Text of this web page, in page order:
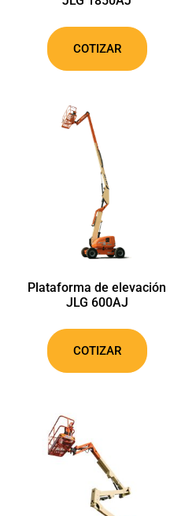
COTIZAR
Plataforma de elevación
JLG 600AJ
COTIZAR